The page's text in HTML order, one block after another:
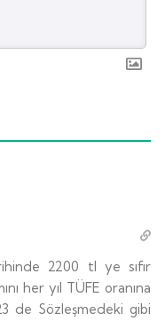
2200 tl ye sıfır
her yıl TÜFE oranına
de Sözleşmedeki gibi